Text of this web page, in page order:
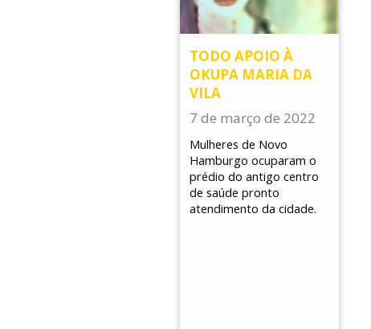
TODO APOIO À
OKUPA MARIA DA
VILA
7 de março de 2022
Mulheres de Novo
Hamburgo ocuparam o
prédio do antigo centro
de saúde pronto
atendimento da cidade.